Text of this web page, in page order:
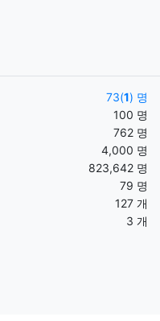
73(1) 명
100 명
762 명
4,000 명
823,642 명
79 명
127 개
3 개